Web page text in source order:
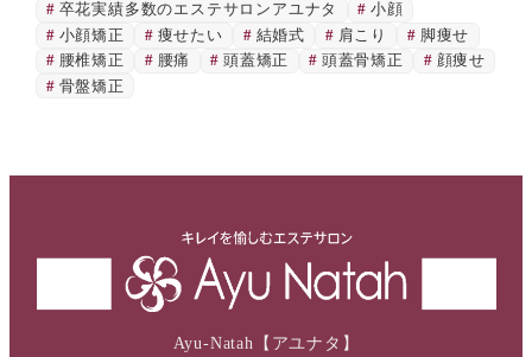
卒花実績多数のエステサロンアユナタ
小顔
小顔矯正
痩せたい 結婚式 肩こり
脚痩せ
腰椎矯正
腰痛 頭蓋矯正 頭蓋骨矯正
顔痩せ
骨盤矯正
Ayu-Natah【アユナタ】